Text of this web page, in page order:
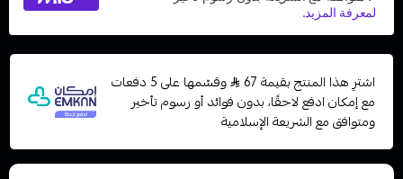
اشترِ هذا المنتج بقيمة 67
وقسّمها على 5 دفعات
مع إمكان ادفع لاحقًا، بدون فوائد أو رسوم تأخير
ومتوافق مع الشريعة الإسلامية